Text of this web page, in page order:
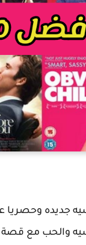
والحب مع قصة